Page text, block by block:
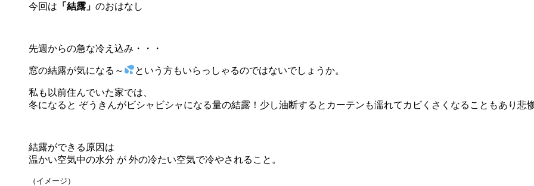
今回は 「結露」 のおはなし
先週からの急な冷え込み・・・
窓の結露が気になる～ という方もいらっしゃるのではないでしょうか。
私も以前住んでいた家では、
冬になると ぞうきんがビシャビシャになる量の結露！少し油断するとカーテンも濡れてカビくさくなることもあり悲
結露ができる原因は
温かい空気中の水分 が 外の冷たい空気で冷やされること。
（イメージ）